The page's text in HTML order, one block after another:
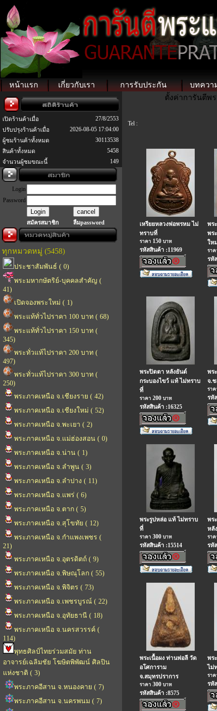
หน้าแรก เกี่ยวกับเรา การรับประกัน บทควา
เปิดร้านค้าเมื่อ
27/8/2553
ปรับปรุงร้านค้าเมื่อ
2026-08-05 17:04:00
ผู้ชมร้านค้าทั้งหมด
30113538
สินค้าทั้งหมด
5458
จำนวนผู้ชมขณะนี้
149
Login
Password
สมัครสมาชิก ลืมpassword
ทุกหมวดหมู่ (5458)
ประชาสัมพันธ์ ( 0)
พระมหากษัตริย์-บุคคลสำคัญ (
41)
เปิดจองพระใหม่ ( 1)
พระแท้ทั่วไปราคา 100 บาท ( 68)
พระแท้ทั่วไปราคา 150 บาท (
345)
พระทั่วแท้ไปราคา 200 บาท (
497)
พระทั่วแท้ไปราคา 300 บาท (
250)
พระภาคเหนือ จ.เชียงราย ( 42)
พระภาคเหนือ จ.เชียงใหม่ ( 52)
พระภาคเหนือ จ.พะเยา ( 2)
พระภาคเหนือ จ.แม่ฮ่องสอน ( 0)
พระภาคเหนือ จ.น่าน ( 1)
พระภาคเหนือ จ.ลำพูน ( 3)
พระภาคเหนือ จ.ลำปาง ( 11)
พระภาคเหนือ จ.แพร่ ( 6)
พระภาคเหนือ จ.ตาก ( 5)
พระภาคเหนือ จ.สุโขทัย ( 12)
พระภาคเหนือ จ.กำแพงเพชร (
21)
พระภาคเหนือ จ.อุตรดิตถ์ ( 9)
พระภาคเหนือ จ.พิษณุโลก ( 55)
พระภาคเหนือ จ.พิจิตร ( 73)
พระภาคเหนือ จ.เพชรบูรณ์ ( 22)
พระภาคเหนือ จ.อุทัยธานี ( 18)
พระภาคเหนือ จ.นครสวรรค์ (
114)
พุทธศิลป์ไทยร่วมสมัย ท่าน
อาจารย์เฉลิมชัย โฆษิตพิพัฒน์ ศิลปิน
แห่งชาติ ( 3)
พระภาคอีสาน จ.หนองคาย ( 7)
พระภาคอีสาน จ.นครพนม ( 7)
ตั้งค่าการันตีพร
Tel :
เหรียยหลวงพ่อพรหม ไม่
ทราบที่
ราคา 150 บาท
รหัสสินค้า :11969
พร
พร
ให
รา
รหั
พระปิดตา หลังยันต์
กระบองไขว้ แท้ ไม่ทราบ
ที่
ราคา 200 บาท
รหัสสินค้า :16325
พร
จ.ช
รา
รหั
พระรูปหล่อ แท้ ไม่ทราบ
ที่
ราคา 300 บาท
รหัสสินค้า :15514
พร
หลั
รา
รหั
พระเนื้อผง ท่านพ่อลี วัด
อโศการาม
จ.สมุทรปราการ
ราคา 300 บาท
รหัสสินค้า :8575
พร
ไม่
รา
รหั